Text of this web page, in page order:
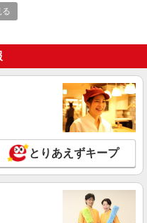
店
ンスタッフ ＜優先募集日
〜21:00
六郷2－42－17
詳細を見る
チンスタッフ ＜優先募集日
） 9:00〜14:00
る
とりあえずキープ